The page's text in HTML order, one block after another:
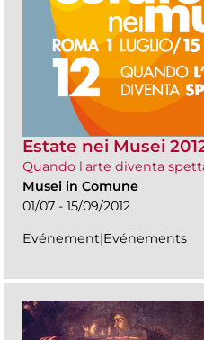
Estate nei Musei
Quando l'arte diventa
Musei in Comune
01/07 - 15/09/2012
Evénement|Evénements